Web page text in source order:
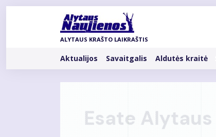
Pereiti
ALYTAUS KRAŠTO LAIKRAŠTIS
Rubrikos
Aktualijos Savaitgalis Aldutės kraitė